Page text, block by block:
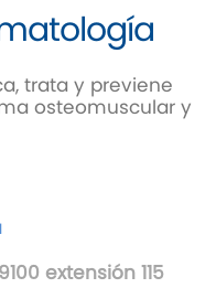
trata y previene
osteomuscular y
extensión 115